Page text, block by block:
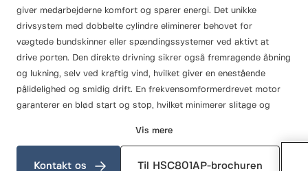
giver medarbejderne komfort og sparer energi. Det unikke
drivsystem med dobbelte cylindre eliminerer behovet for
vægtede bundskinner eller spændingssystemer ved aktivt at
drive porten. Den direkte drivning sikrer også fremragende åbning
og lukning, selv ved kraftig vind, hvilket giver en enestående
pålidelighed og smidig drift. En frekvensomformerdrevet motor
garanterer en blød start og stop, hvilket minimerer slitage og
Vis mere
Kontakt os Til HSC801AP-brochuren